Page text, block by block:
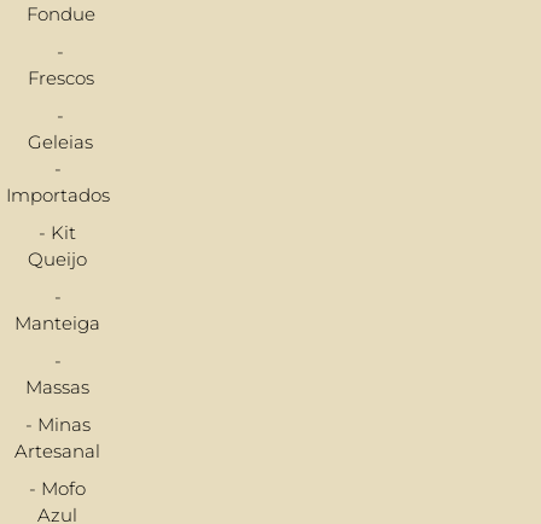
Fondue
-
Frescos
-
Geleias
-
Importados
- Kit
Queijo
-
Manteiga
-
Massas
- Minas
Artesanal
- Mofo
Azul